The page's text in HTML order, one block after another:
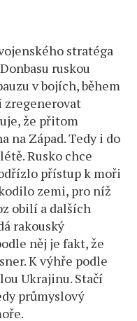
stratéga
ruskou
v bojích, během
zregenerovat
že přitom
na Západ. Tedy i do
Rusko chce
přístup k moři
zemi, pro níž
obilí a dalších
rakouský
něj je fakt, že
K výhře podle
Ukrajinu. Stačí
průmyslový